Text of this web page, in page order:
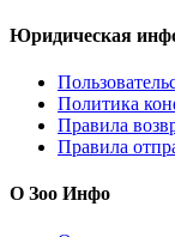
Юридическая
Политика
Правила
Правила
О Зоо Инфо